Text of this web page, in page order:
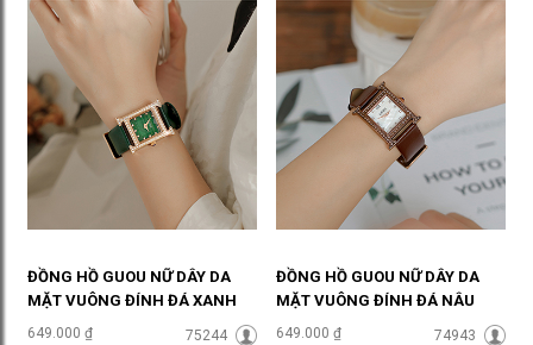
ĐỒNG HỒ GUOU NỮ DÂY DA
MẶT VUÔNG ĐÍNH ĐÁ XANH
LỤC SÀNH ĐIỆU ĐHĐ35803
649.000 ₫ 75244
ĐỒNG HỒ GUOU NỮ DÂY DA
MẶT VUÔNG ĐÍNH ĐÁ NÂU
THỜI THƯỢNG ĐHĐ35802
649.000 ₫ 74943